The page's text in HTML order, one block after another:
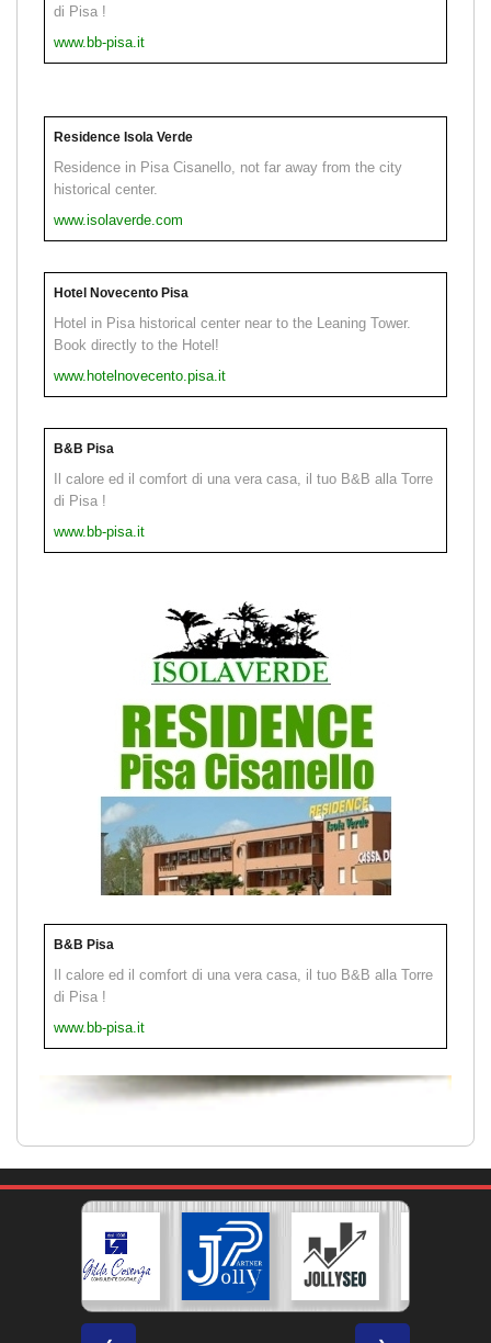
di Pisa !
www.bb-pisa.it
Residence Isola Verde
Residence in Pisa Cisanello, not far away from the city
historical center.
www.isolaverde.com
Hotel Novecento Pisa
Hotel in Pisa historical center near to the Leaning Tower.
Book directly to the Hotel!
www.hotelnovecento.pisa.it
B&B Pisa
Il calore ed il comfort di una vera casa, il tuo B&B alla Torre
di Pisa !
www.bb-pisa.it
B&B Pisa
Il calore ed il comfort di una vera casa, il tuo B&B alla Torre
di Pisa !
www.bb-pisa.it